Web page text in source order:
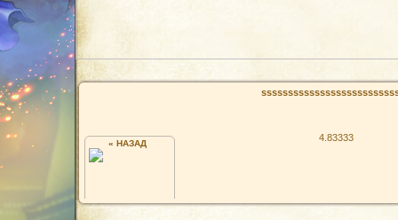
4.83333
« НАЗАД
:КЛУБ: